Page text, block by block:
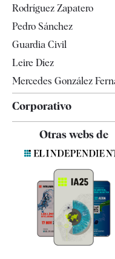
Televisión
Rodríguez Zapatero
Pedro Sánchez
Guardia Civil
Leire Díez
Mercedes González
Corporativo
Contacto
Quiénes somos
Especificaciones
Otras webs de